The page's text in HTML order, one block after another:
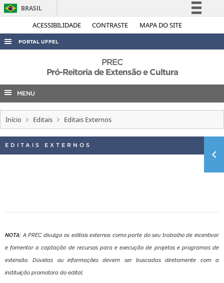
ACESSIBILIDADE CONTRASTE MAPA DO SITE
BRASIL
Simplifique!
Acesso à informação
Legislação
PORTAL UFPEL
AUDITORIA
COBALTO
CONCURSOS
INTERNACIONAL
PREC
Pró-Reitoria de Extensão e Cultura
MENU
Início Editais Editais Externos
EDITAIS EXTERNOS
NOTA: A PREC divulga os editais externos como parte do seu trabalho de incentivar
e fomentar a captação de recursos para e execução de projetos e programas de
extensão. Dúvidas ou informações devem ser buscadas diretamente com a
instituição promotora do edital.